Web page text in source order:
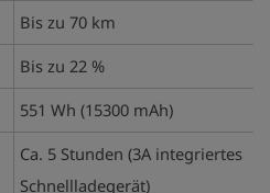
Bis zu 70 km
Bis zu 22 %
551 Wh (15300 mAh)
Ca. 5 Stunden (3A integriertes
Schnellladegerät)